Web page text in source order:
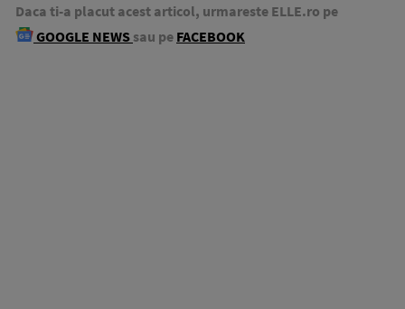
Daca ti-a placut acest articol, urmareste ELLE.ro pe
GOOGLE NEWS sau pe FACEBOOK